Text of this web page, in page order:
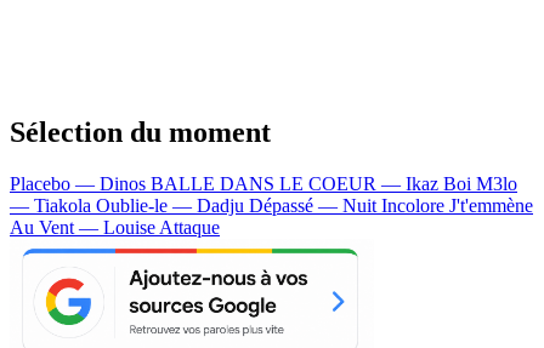
Sélection du moment
Placebo — Dinos BALLE DANS LE COEUR — Ikaz Boi M3lo
— Tiakola Oublie-le — Dadju Dépassé — Nuit Incolore J't'emmène
Au Vent — Louise Attaque